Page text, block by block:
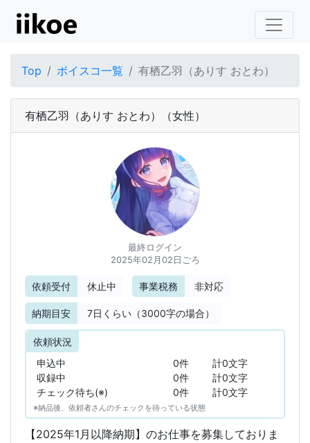
Top ボイスコ一覧 有栖乙羽（ありす おとわ）
有栖乙羽（ありす おとわ） （女性）
最終ログイン
2025年02月02日ごろ
依頼受付 休止中 事業税務 非対応
納期目安 7日くらい（3000字の場合）
依頼状況
申込中
0件
計0文字
収録中
0件
計0文字
チェック待ち(※)
0件 計0文字
※納品後、依頼者さんのチェックを待っている状態
【2025年1月以降納期】のお仕事を募集しておりま